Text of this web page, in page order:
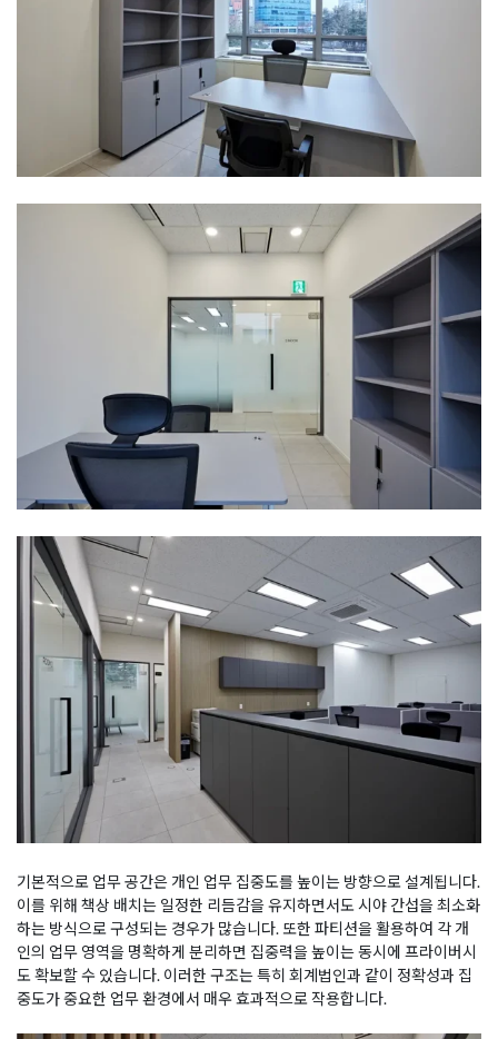
기본적으로 업무 공간은 개인 업무 집중도를 높이는 방향으로 설계됩니다.
이를 위해 책상 배치는 일정한 리듬감을 유지하면서도 시야 간섭을 최소화
하는 방식으로 구성되는 경우가 많습니다. 또한 파티션을 활용하여 각 개
인의 업무 영역을 명확하게 분리하면 집중력을 높이는 동시에 프라이버시
도 확보할 수 있습니다. 이러한 구조는 특히 회계법인과 같이 정확성과 집
중도가 중요한 업무 환경에서 매우 효과적으로 작용합니다.